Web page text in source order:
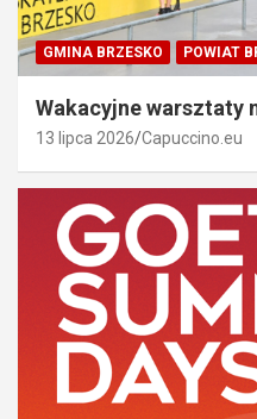
GMINA BRZESKO POWIAT
Wakacyjne warsztaty
13 lipca 2026 Capuccino.eu